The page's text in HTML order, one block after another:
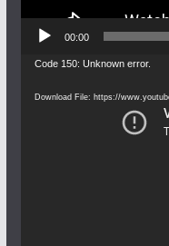
00:00
Video
Code 150: Unknown error.
Download File: https://